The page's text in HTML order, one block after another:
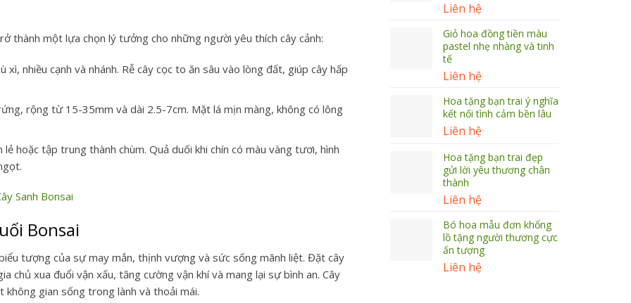
thành một lựa chọn lý tưởng cho những người yêu thích cây cảnh:
nhiều cạnh và nhánh. Rễ cây cọc to ăn sâu vào lòng đất, giúp cây hấp
rộng từ 15-35mm và dài 2.5-7cm. Mặt lá mịn màng, không có lông
hoặc tập trung thành chùm. Quả duối khi chín có màu vàng tươi, hình
Sanh Bonsai
Bonsai
tượng của sự may mắn, thịnh vượng và sức sống mãnh liệt. Đặt cây
chủ xua đuổi vận xấu, tăng cường vận khí và mang lại sự bình an. Cây
gian sống trong lành và thoải mái.
Liên hệ
Giỏ hoa đồng tiền màu
pastel nhẹ nhàng và tinh
tế
Liên hệ
Hoa tặng bạn trai ý nghĩa
kết nối tình cảm bền lâu
Liên hệ
Hoa tặng bạn trai đẹp
gửi lời yêu thương chân
thành
Liên hệ
Bó hoa mẫu đơn khổng
lồ tặng người thương cực
ấn tượng
Liên hệ